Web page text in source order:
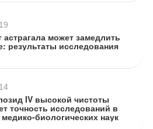
астрагала может замедлить
результаты исследования
IV высокой чистоты
точность исследований в
биологических наук